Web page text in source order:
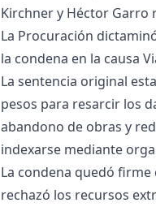
Kirchner y Héctor Garro
La Procuración
la condena en la causa
La sentencia original
pesos para resarcir los
abandono de obras y
indexarse mediante
La condena quedó firme
rechazó los recursos